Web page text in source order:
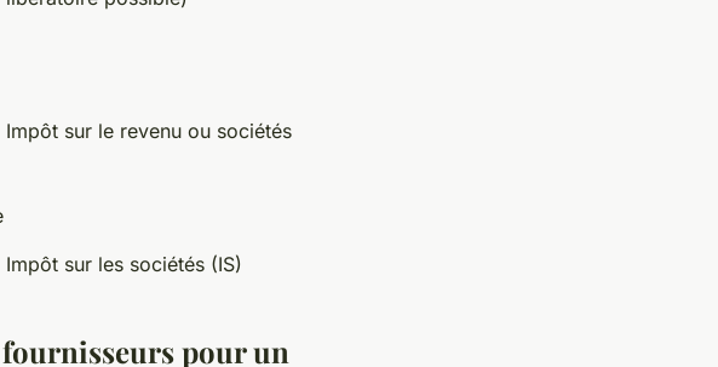
Impôt sur le revenu ou sociétés
Impôt sur les sociétés (IS)
fournisseurs pour un